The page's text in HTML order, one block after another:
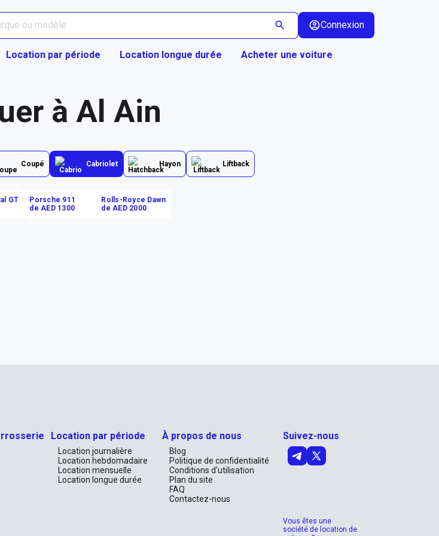
Connexion
Location par période Location longue durée Acheter une voiture
à Al Ain
Coupé Cabriolet Hayon Liftback
GT
Porsche 911
de AED 1300
Rolls-Royce Dawn
de AED 2000
Location par période
Location journalière
Location hebdomadaire
Location mensuelle
Location longue durée
À propos de nous
Blog
Politique de confidentialité
Conditions d'utilisation
Plan du site
FAQ
Contactez-nous
Suivez-nous
Vous êtes une
société de location de